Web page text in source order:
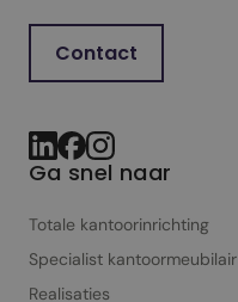
Contact
Ga snel naar
Totale kantoorinrichting
Specialist kantoor­meubilair
Realisaties